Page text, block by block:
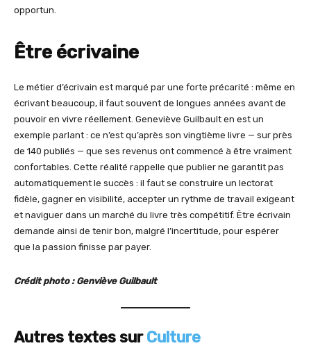
opportun.
Être écrivaine
Le métier d’écrivain est marqué par une forte précarité : même en
écrivant beaucoup, il faut souvent de longues années avant de
pouvoir en vivre réellement. Geneviève Guilbault en est un
exemple parlant : ce n’est qu’après son vingtième livre — sur près
de 140 publiés — que ses revenus ont commencé à être vraiment
confortables. Cette réalité rappelle que publier ne garantit pas
automatiquement le succès : il faut se construire un lectorat
fidèle, gagner en visibilité, accepter un rythme de travail exigeant
et naviguer dans un marché du livre très compétitif. Être écrivain
demande ainsi de tenir bon, malgré l’incertitude, pour espérer
que la passion finisse par payer.
Crédit photo : Genviève Guilbault
Autres textes surCulture